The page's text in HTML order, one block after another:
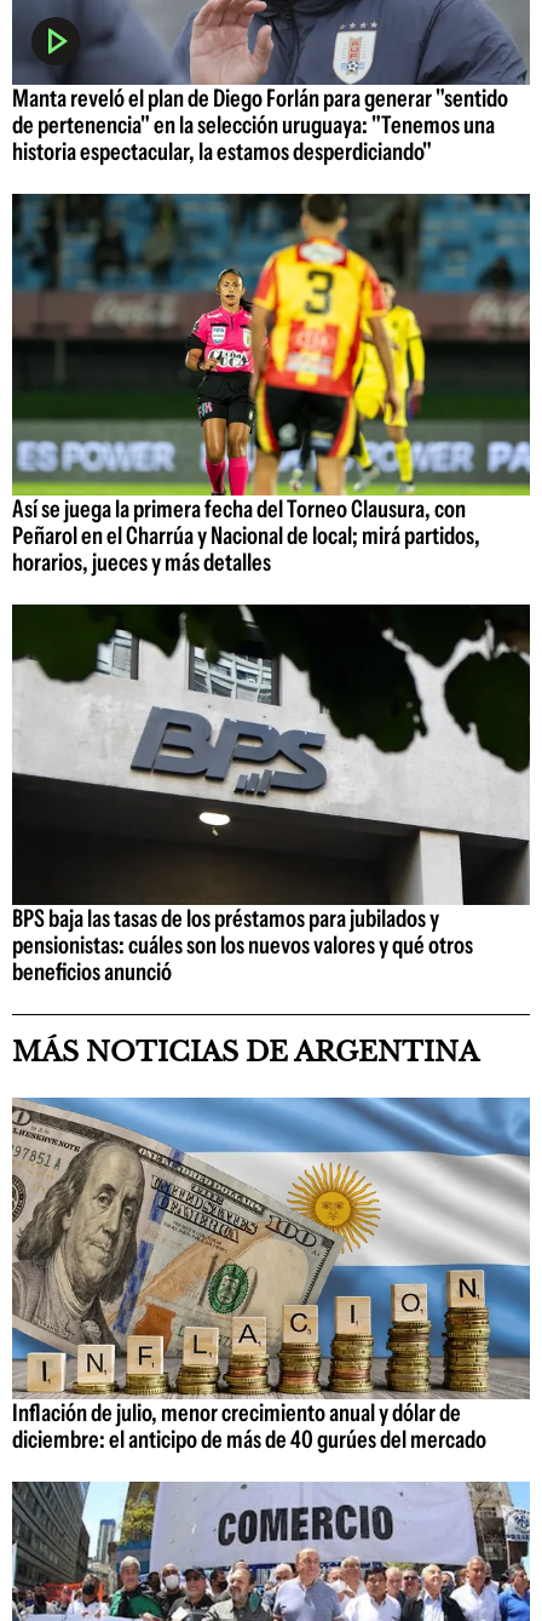
Manta reveló el plan de Diego Forlán para generar "sentido
de pertenencia" en la selección uruguaya: "Tenemos una
historia espectacular, la estamos desperdiciando"
Así se juega la primera fecha del Torneo Clausura, con
Peñarol en el Charrúa y Nacional de local; mirá partidos,
horarios, jueces y más detalles
BPS baja las tasas de los préstamos para jubilados y
pensionistas: cuáles son los nuevos valores y qué otros
beneficios anunció
MÁS NOTICIAS DE ARGENTINA
Inflación de julio, menor crecimiento anual y dólar de
diciembre: el anticipo de más de 40 gurúes del mercado